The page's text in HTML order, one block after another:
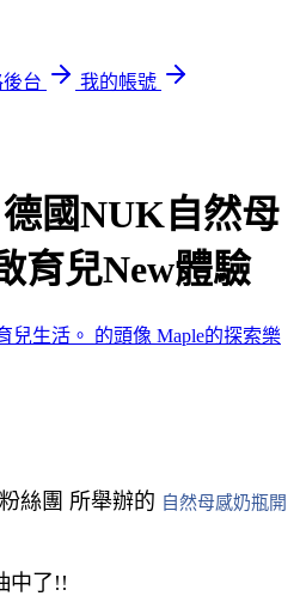
台
我的帳號
德國NUK自然母
育兒New體驗
Maple的探索樂
絲團 所舉辦的 自然母感奶瓶開
中了!!